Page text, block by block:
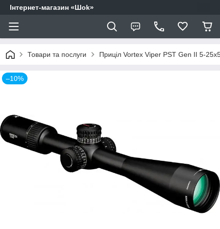
Інтернет-магазин «Шоk»
Товари та послуги Приціл Vortex Viper PST Gen II 5-
–10%